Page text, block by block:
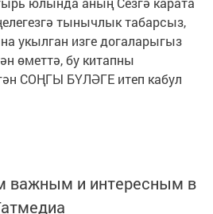
тынычлык табарсыз,
укылган изге догаларыгыз
өметтә, бу китапны
СОҢГЫ БҮЛӘГЕ итеп кабул
важным и интересным в